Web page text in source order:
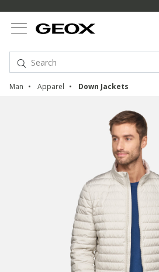
Man Apparel Down Jackets